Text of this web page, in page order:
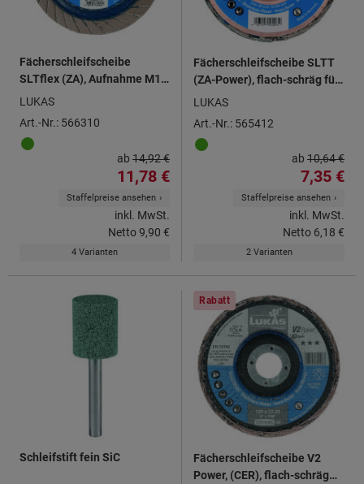
Fächerschleifscheibe
SLTflex (ZA), Aufnahme M14
⌀ 125 mm
LUKAS
Art.-Nr.: 566310
ab 14,92 €
11,78 €
Staffelpreise ansehen
inkl. MwSt.
Netto9,90 €
4 Varianten
Fächerschleifscheibe SLTT
(ZA-Power), flach-schräg für
Stahl und INOX ⌀ 125 mm
LUKAS
Art.-Nr.: 565412
ab 10,64 €
7,35 €
Staffelpreise ansehen
inkl. MwSt.
Netto 6,18 €
2 Varianten
Schleifstift fein SiC
Rabatt
Fächerschleifscheibe V2
Power, (CER), flach-schräg